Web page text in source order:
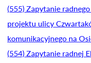
(555) Zapytanie
projektu ulicy
komunikacyjnego na
(554) Zapytanie radnej